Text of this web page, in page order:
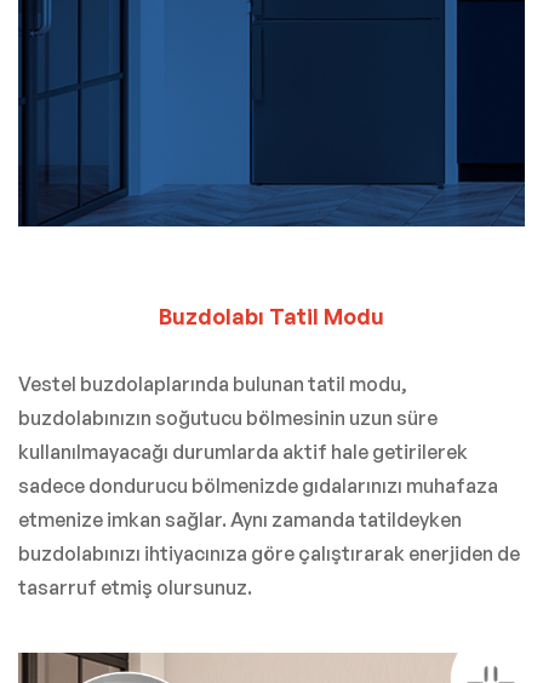
Buzdolabı Tatil Modu
Vestel buzdolaplarında bulunan tatil modu,
buzdolabınızın soğutucu bölmesinin uzun süre
kullanılmayacağı durumlarda aktif hale getirilerek
sadece dondurucu bölmenizde gıdalarınızı muhafaza
etmenize imkan sağlar. Aynı zamanda tatildeyken
buzdolabınızı ihtiyacınıza göre çalıştırarak enerjiden de
tasarruf etmiş olursunuz.